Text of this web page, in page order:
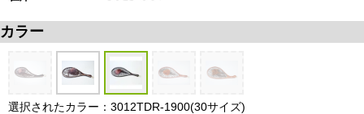
カラー
選択されたカラー：3012TDR-1900(30サイズ)